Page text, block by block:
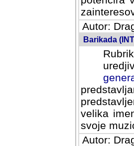
Autor:
Barikada
na
sa
materijale.
Autor: